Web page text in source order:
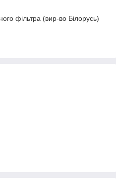
фільтра (вир-во Білорусь)